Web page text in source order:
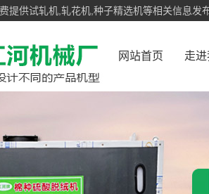
提供试轧机,轧花机,种子精选机等相关信息发
网站首页 走进